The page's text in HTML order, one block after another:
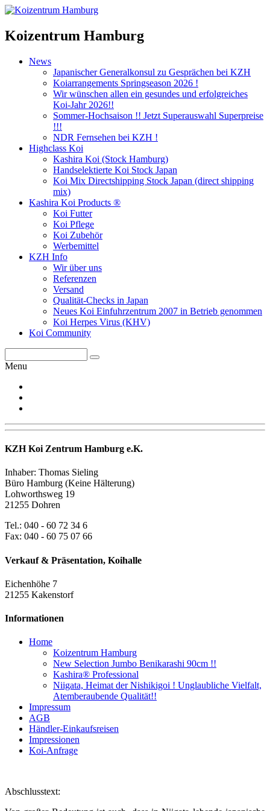
Koizentrum Hamburg
News
Japanischer Generalkonsul zu Gesprächen bei KZH
Koiarrangements Springseason 2026 !
Wir wünschen allen ein gesundes und erfolgreiches
Koi-Jahr 2026!!
Sommer-Hochsaison !! Jetzt Superauswahl Superpreise
!!!
NDR Fernsehen bei KZH !
Highclass Koi
Kashira Koi (Stock Hamburg)
Handselektierte Koi Stock Japan
Koi Mix Directshipping Stock Japan (direct shipping
mix)
Kashira Koi Products ®
Koi Futter
Koi Pflege
Koi Zubehör
Werbemittel
KZH Info
Wir über uns
Referenzen
Versand
Qualität-Checks in Japan
Neues Koi Einfuhrzentrum 2007 in Betrieb genommen
Koi Herpes Virus (KHV)
Koi Community
Menu
KZH Koi Zentrum Hamburg e.K.
Inhaber: Thomas Sieling
Büro Hamburg (Keine Hälterung)
Lohworthsweg 19
21255 Dohren
Tel.: 040 - 60 72 34 6
Fax: 040 - 60 75 07 66
Verkauf & Präsentation, Koihalle
Eichenhöhe 7
21255 Kakenstorf
Informationen
Home
Koizentrum Hamburg
New Selection Jumbo Benikarashi 90cm !!
Kashira® Professional
Niigata, Heimat der Nishikigoi ! Unglaubliche Vielfalt,
Atemberaubende Qualität!!
Impressum
AGB
Händler-Einkaufsreisen
Impressionen
Koi-Anfrage
Abschlusstext: